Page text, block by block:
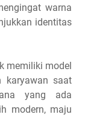
warna
identitas
memiliki model
karyawan saat
yang ada
modern, maju